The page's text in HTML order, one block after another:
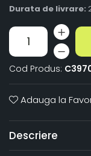
Durata de livrare:
Cod Produs:
Adauga la
Descriere